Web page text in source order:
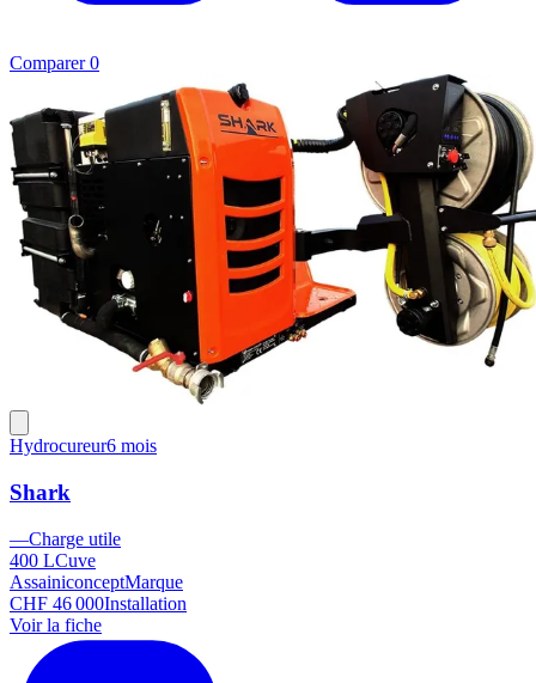
Comparer0
Hydrocureur6 mois
Shark
—Charge utile
400 LCuve
AssainiconceptMarque
CHF 46 000Installation
Voir la fiche